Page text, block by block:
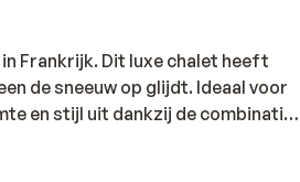
Frankrijk. Dit luxe chalet heeft
de sneeuw op glijdt. Ideaal voor
en stijl uit dankzij de combinatie
woonkamer biedt een mooi